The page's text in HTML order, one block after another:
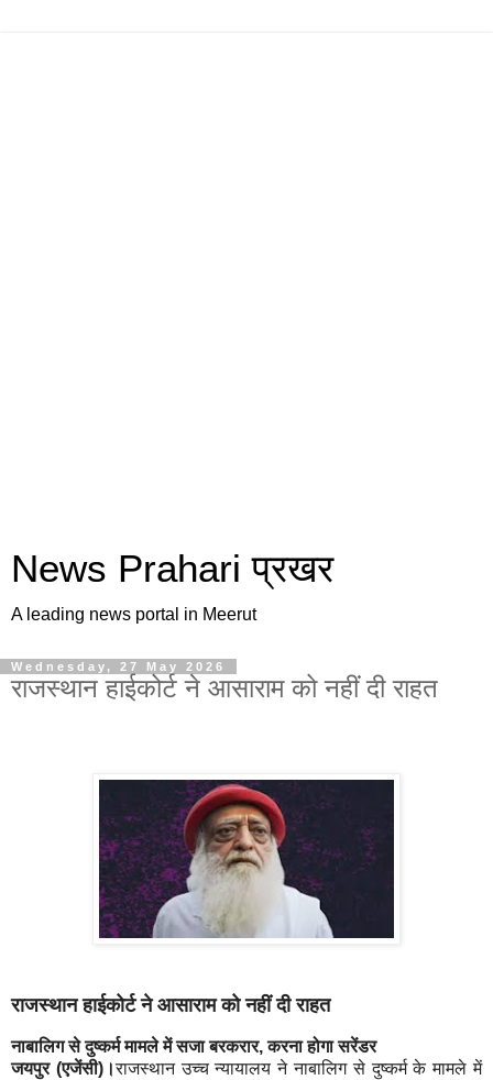
News Prahari प्रखर
A leading news portal in Meerut
Wednesday, 27 May 2026
राजस्थान हाईकोर्ट ने आसाराम को नहीं दी राहत
राजस्थान हाईकोर्ट ने आसाराम को नहीं दी राहत
नाबालिग से दुष्कर्म मामले में सजा बरकरार, करना होगा सरेंडर
जयपुर (एजेंसी)।राजस्थान उच्च न्यायालय ने नाबालिग से दुष्कर्म के मामले में